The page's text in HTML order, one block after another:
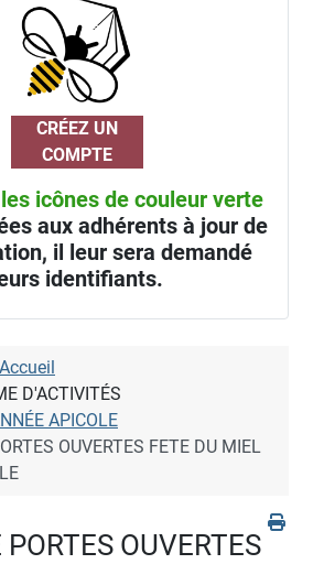
CRÉEZ UN
COMPTE
les icônes de couleur verte
aux adhérents à jour de
il leur sera demandé
identifiants.
Accueil
D'ACTIVITÉS
APICOLE
OUVERTES FETE DU MIEL
OUVERTES